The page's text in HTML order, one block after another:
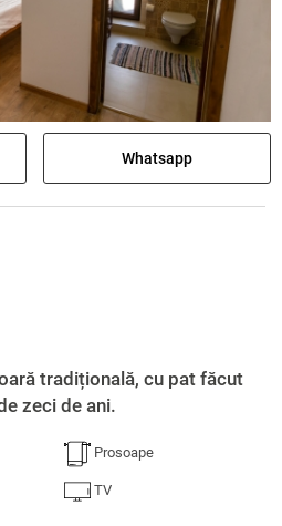
Whatsapp
tradițională, cu pat făcut
zeci de ani.
Prosoape
TV